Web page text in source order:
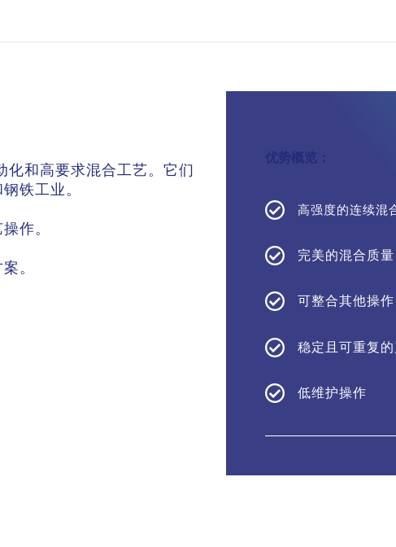
化和高要求混合工艺。它们
铁工业。
作。
。
高强度的连续混
完美的混合质量
可整合其他操
稳定且可重复
低维护操作